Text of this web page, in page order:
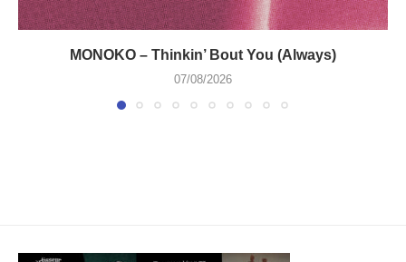
MONOKO – Thinkin’ Bout You (Always)
07/08/2026